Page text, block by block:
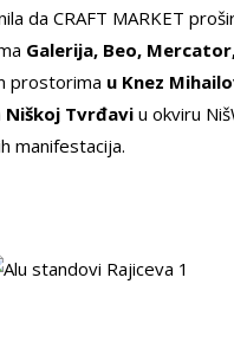
da CRAFT MARKET
Galerija, Beo,
prostorima u Knez
Niškoj Tvrđavi u okviru
manifestacija.